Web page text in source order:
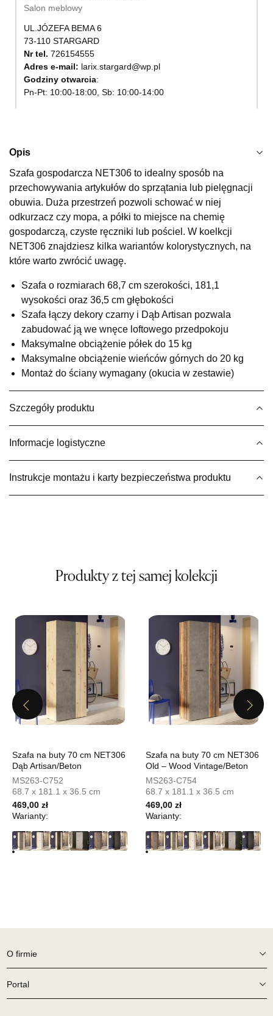
Salon meblowy
UL.JÓZEFA BEMA 6
73-110 STARGARD
Nr tel. 726154555
Adres e-mail: larix.stargard@wp.pl
Godziny otwarcia
Pn-Pt: 10:00-18:00, Sb: 10:00-14:00
SALON MEBLOWY KUBUŚ
Salon meblowy
UL.RZEMIEŚLNICZA 6
66-470 KOSTRZYN NAD ODRĄ
Nr tel.507103199
Godziny otwarcia
Pn-Pt: 10:00-18:00, Sb: 10:00-14:00
469,00 zł
SALON MEBLOWY M JAK MEBLE
Salon meblowy
UL.BASZTOWA 3
76-100 SŁAWNO
Nr tel.502668736
Pn-Pt: 09:00-17:00, Sb: 09:00-13:00
469,00 zł
76-200 SŁUPSK
Pn-Pt: 10:00-18:00, Sb: 10:00-15:00
469,00 zł
Wybierz
SALON MEBLOWY MEBLOSTYL
Salon meblowy
66-600 KROSNO ODRZAŃSKIE
Nr tel.508100164
Adres e-mail:
meblostyl01@op.pl
Godziny otwarcia
Pn-Pt: 09:00-17:00, Sb: 09:00-14:00
Wybierz
Nr tel.
Pn-Pt: 10:00-18:00, Sb: 10:00-14:00
Opis
Szafa gospodarcza NET306 to idealny sposób na
przechowywania artykułów do sprzątania lub pielęgnacji
obuwia. Duża przestrzeń pozwoli schować w niej
odkurzacz czy mopa, a półki to miejsce na chemię
gospodarczą, czyste ręczniki lub pościel. W koelkcji
NET306 znajdziesz kilka wariantów kolorystycznych, na
które warto zwrócić uwagę.
Szafa o rozmiarach 68,7 cm szerokości, 181,1
wysokości oraz 36,5 cm głębokości
Szafa łączy dekory czarny i Dąb Artisan pozwala
zabudować ją we wnęce loftowego przedpokoju
Maksymalne obciążenie półek do 15 kg
Maksymalne obciążenie wieńców górnych do 20 kg
Montaż do ściany wymagany (okucia w zestawie)
Szczegóły produktu
Informacje logistyczne
Instrukcje montażu i karty bezpieczeństwa produktu
Produkty z tej samej kolekcji
Previous
Szafa na buty 70 cm NET306
Dąb Artisan/Beton
MS263-C752
68.7 x 181.1 x 36.5 cm
469,00 zł
Warianty:
Szafa na buty 70 cm NET306
Old – Wood Vintage/Beton
MS263-C754
68.7 x 181.1 x 36.5 cm
469,00 zł
Warianty:
Next
O firmie
Portal